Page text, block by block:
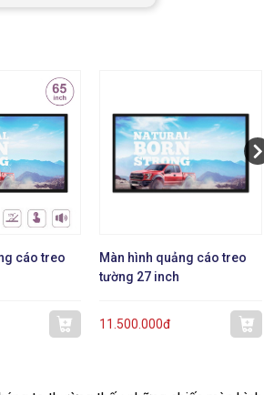
cáo treo
Màn hình quảng cáo treo
tường 27 inch
11.500.000đ